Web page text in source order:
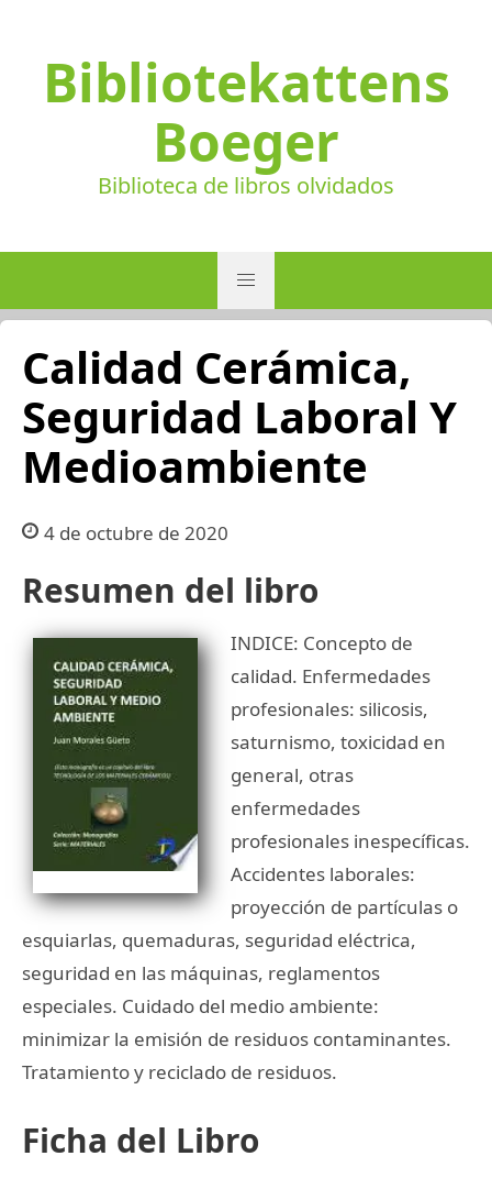
Bibliotekattens
Boeger
Biblioteca de libros olvidados
Calidad Cerámica,
Seguridad Laboral Y
Medioambiente
4 de octubre de 2020
Resumen del libro
INDICE: Concepto de
calidad. Enfermedades
profesionales: silicosis,
saturnismo, toxicidad en
general, otras
enfermedades
profesionales inespecíficas.
Accidentes laborales:
proyección de partículas o
esquiarlas, quemaduras, seguridad eléctrica,
seguridad en las máquinas, reglamentos
especiales. Cuidado del medio ambiente:
minimizar la emisión de residuos contaminantes.
Tratamiento y reciclado de residuos.
Ficha del Libro